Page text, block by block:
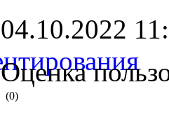
04.10.2022
Оценка
(0)